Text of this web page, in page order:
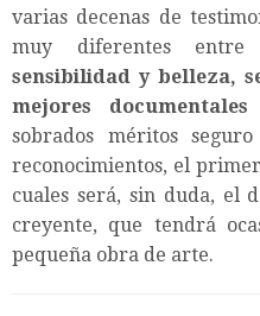
varias decenas de
muy diferentes
sensibilidad y belleza,
mejores
sobrados méritos
reconocimientos, el
cuales será, sin duda, el
creyente, que tendrá
pequeña obra de arte.